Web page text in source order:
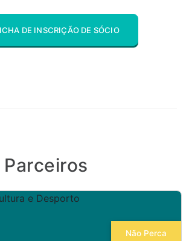
DE INSCRIÇÃO DE SÓCIO
Não Perca